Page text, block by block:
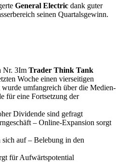
General Electric dank guter
seinen Quartalsgewinn.
Im Trader Think Tank
Woche einen vierseitigen
wurde umfangreich über die Medien-
für eine Fortsetzung der
Dividende sind gefragt
– Online-Expansion sorgt
auf – Belebung in den
für Aufwärtspotential